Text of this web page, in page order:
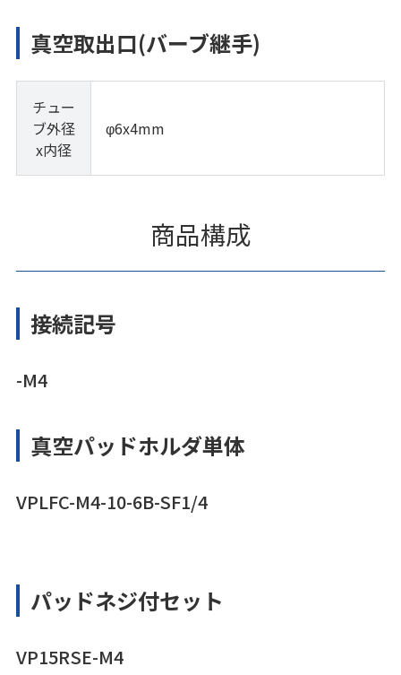
真空取出口(バーブ継手)
チュー
ブ外径
x内径
φ6x4mm
商品構成
接続記号
-M4
真空パッドホルダ単体
VPLFC-M4-10-6B-SF1/4
パッドネジ付セット
VP15RSE-M4